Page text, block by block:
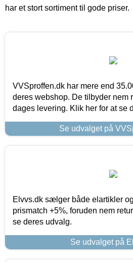
har et stort sortiment til gode priser.
VVSproffen.dk har mere end
deres webshop. De tilbyder nem
dages levering. Klik her for at se
Se udvalget på
Elvvs.dk sælger både elartikler
prismatch +5%, foruden nem
se deres udvalg.
Se udvalget på